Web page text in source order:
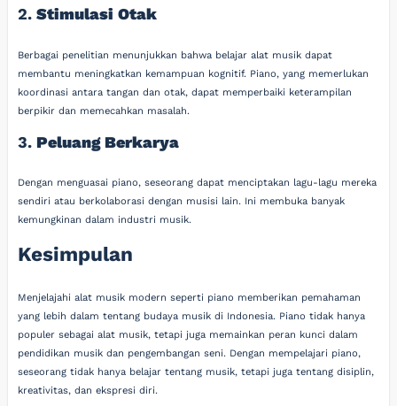
2.Stimulasi Otak
Berbagai penelitian menunjukkan bahwa belajar alat musik dapat
membantu meningkatkan kemampuan kognitif. Piano, yang memerlukan
koordinasi antara tangan dan otak, dapat memperbaiki keterampilan
berpikir dan memecahkan masalah.
3. Peluang Berkarya
Dengan menguasai piano, seseorang dapat menciptakan lagu-lagu mereka
sendiri atau berkolaborasi dengan musisi lain. Ini membuka banyak
kemungkinan dalam industri musik.
Kesimpulan
Menjelajahi alat musik modern seperti piano memberikan pemahaman
yang lebih dalam tentang budaya musik di Indonesia. Piano tidak hanya
populer sebagai alat musik, tetapi juga memainkan peran kunci dalam
pendidikan musik dan pengembangan seni. Dengan mempelajari piano,
seseorang tidak hanya belajar tentang musik, tetapi juga tentang disiplin,
kreativitas, dan ekspresi diri.